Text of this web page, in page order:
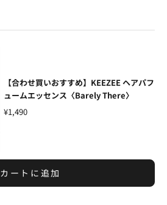
【合わせ買いおすすめ】KEEZEE ヘアパフ
ュームエッセンス〈Barely There〉
¥1,490
カートに追加